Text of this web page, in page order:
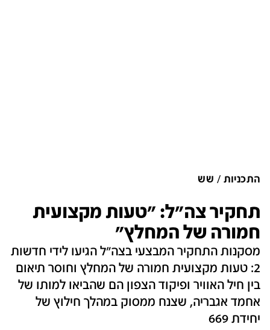
התכניות שש
תחקיר צה"ל: "טעות מקצועית
חמורה של המחלץ"
מסקנות התחקיר המבצעי בצה"ל הגיעו לידי חדשות
2: טעות מקצועית חמורה של המחלץ וחוסר תיאום
בין חיל האוויר ופיקוד הצפון הם שהביאו למותו של
אחמד אגבריה, שצנח ממסוק במהלך חילוץ של
יחידת 669